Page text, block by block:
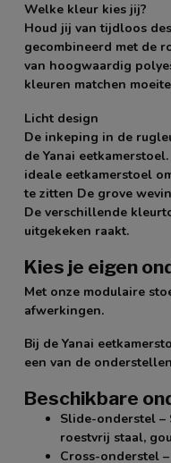
Welke kleur kies jij?
Houd jij van tijdloos
gecombineerd met de
van hoogwaardig
kleuren matchen
Licht design
De inkeping in de
de Yanai
ideale eetkamerstoel
te zitten De grove
De verschillende
uitgekeken raakt.
Kies je eigen
Met onze modulaire
afwerkingen.
Bij de Yanai
een van de
Beschikbare
Slide-onderstel –
roestvrij staal,
Cross-onderstel